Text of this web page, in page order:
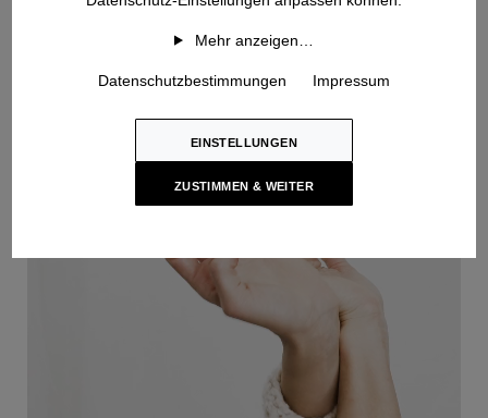
Mehr anzeigen…
Datenschutzbestimmungen Impressum
EINSTELLUNGEN
ZUSTIMMEN & WEITER